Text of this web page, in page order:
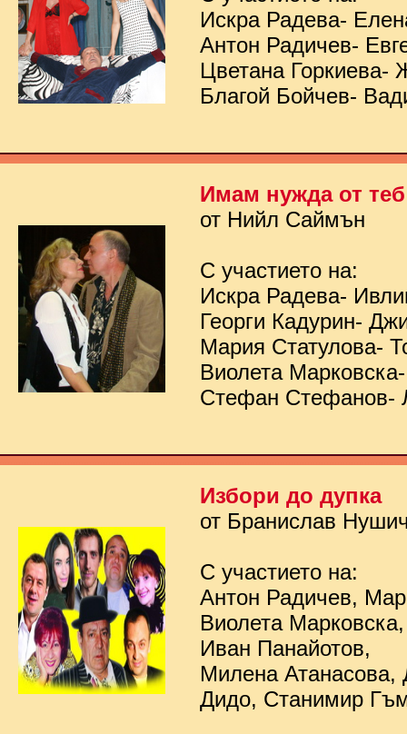
Искра Радева-
Антон Радичев-
Цветана Горкиева-
Благой Бойчев-
Имам нужда от теб
от Нийл Саймън
С участието на:
Искра Радева-
Георги Кадурин-
Мария Статулова-
Виолета
Стефан Стефанов-
Избори до дупка
от Бранислав
С участието на:
Антон Радичев,
Виолета
Иван Панайотов,
Милена Атанасова,
Дидо, Станимир